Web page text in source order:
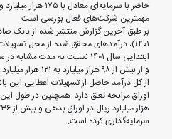
مهمترین شرکت‌های فعال بورسی است.
بر طبق آخرین گزارش منتشر شده از بانک
و از بیش از ٩٨ هزار میلیارد به ١٢١ هزار میلیارد ریال افزایش یافته است.
سرمایه‌گذاری کرده است.